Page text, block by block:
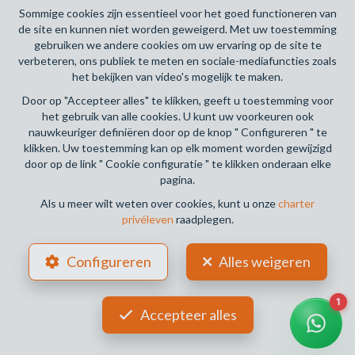
Sommige cookies zijn essentieel voor het goed functioneren van
de site en kunnen niet worden geweigerd. Met uw toestemming
gebruiken we andere cookies om uw ervaring op de site te
verbeteren, ons publiek te meten en sociale-mediafuncties zoals
het bekijken van video's mogelijk te maken.
Door op "Accepteer alles" te klikken, geeft u toestemming voor
het gebruik van alle cookies. U kunt uw voorkeuren ook
nauwkeuriger definiëren door op de knop " Configureren " te
klikken. Uw toestemming kan op elk moment worden gewijzigd
door op de link " Cookie configuratie " te klikken onderaan elke
pagina.
Als u meer wilt weten over cookies, kunt u onzecharter
privéleven raadplegen.
Configureren Alles weigeren
Accepteer alles
Deontologische code
BA en borgstelling via NV AXA Belgium, Troonplein 1, 1000
Brussel (polisnr. 730.390.160) Dekking geldt voor
activiteiten die in België worden uitgevoerd
Algemene gebruiksvoorwaarden van de website
Charter privéleven
Cookie configuratie
DESIGNED AND DEVELOPED BY
WEBULOUS.IMMO